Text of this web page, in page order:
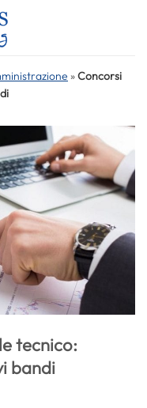
»Concorsi
tecnico:
bandi